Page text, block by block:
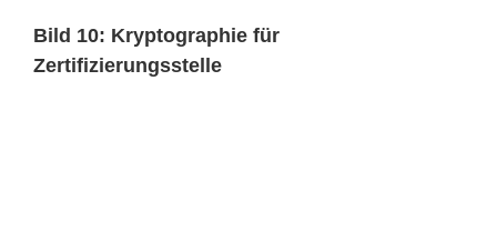
Bild 10: Kryptographie für
Zertifizierungsstelle